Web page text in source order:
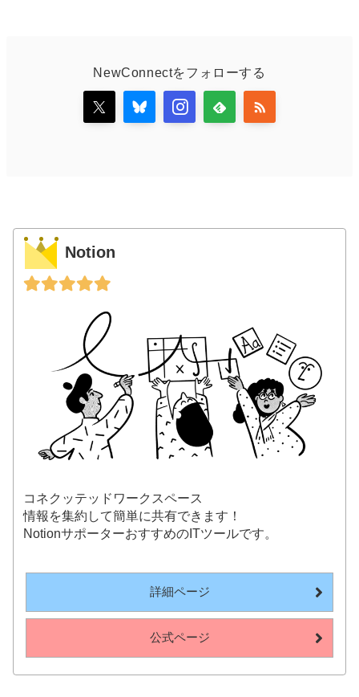
NewConnectをフォローする
Notion
コネクッテッドワークスペース
情報を集約して簡単に共有できます！
NotionサポーターおすすめのITツールです。
詳細ページ
公式ページ